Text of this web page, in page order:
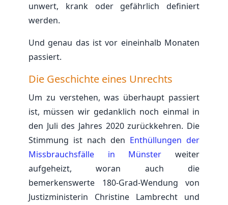
unwert, krank oder gefährlich definiert
werden.
Und genau das ist vor eineinhalb Monaten
passiert.
Die Geschichte eines Unrechts
Um zu verstehen, was überhaupt passiert
ist, müssen wir gedanklich noch einmal in
den Juli des Jahres 2020 zurückkehren. Die
Stimmung ist nach den Enthüllungen der
Missbrauchsfälle in Münster weiter
aufgeheizt, woran auch die
bemerkenswerte 180-Grad-Wendung von
Justizministerin Christine Lambrecht und